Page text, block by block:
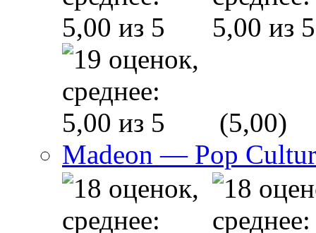
(5,00)
Madeon — Pop